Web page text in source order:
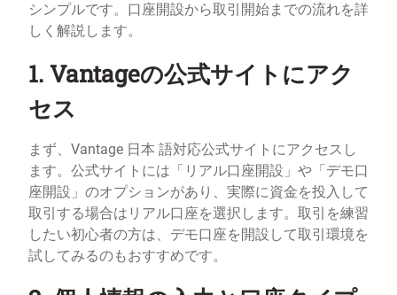
シンプルです。口座開設から取引開始までの流れを詳
しく解説します。
1. Vantageの公式サイトにアク
セス
まず、Vantage 日本 語対応公式サイトにアクセスし
ます。公式サイトには「リアル口座開設」や「デモ口
座開設」のオプションがあり、実際に資金を投入して
取引する場合はリアル口座を選択します。取引を練習
したい初心者の方は、デモ口座を開設して取引環境を
試してみるのもおすすめです。